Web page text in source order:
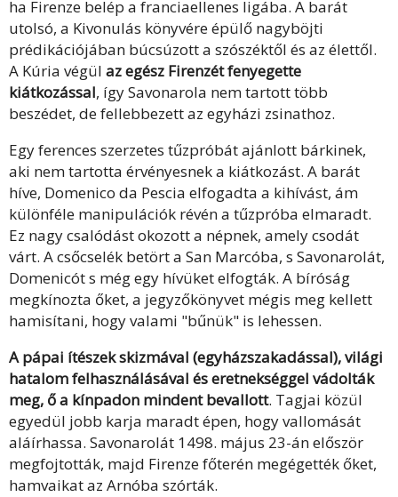
ha Firenze belép a franciaellenes ligába. A barát
utolsó, a Kivonulás könyvére épülő nagyböjti
prédikációjában búcsúzott a szószéktől és az élettől.
A Kúria végül az egész Firenzét fenyegette
kiátkozással, így Savonarola nem tartott több
beszédet, de fellebbezett az egyházi zsinathoz.
Egy ferences szerzetes tűzpróbát ajánlott bárkinek,
aki nem tartotta érvényesnek a kiátkozást. A barát
híve, Domenico da Pescia elfogadta a kihívást, ám
különféle manipulációk révén a tűzpróba elmaradt.
Ez nagy csalódást okozott a népnek, amely csodát
várt. A csőcselék betört a San Marcóba, s Savonarolát,
Domenicót s még egy hívüket elfogták. A bíróság
megkínozta őket, a jegyzőkönyvet mégis meg kellett
hamisítani, hogy valami "bűnük" is lehessen.
A pápai ítészek skizmával (egyházszakadással), világi
hatalom felhasználásával és eretnekséggel vádolták
meg, ő a kínpadon mindent bevallott. Tagjai közül
egyedül jobb karja maradt épen, hogy vallomását
aláírhassa. Savonarolát 1498. május 23-án először
megfojtották, majd Firenze főterén megégették őket,
hamvaikat az Arnóba szórták.